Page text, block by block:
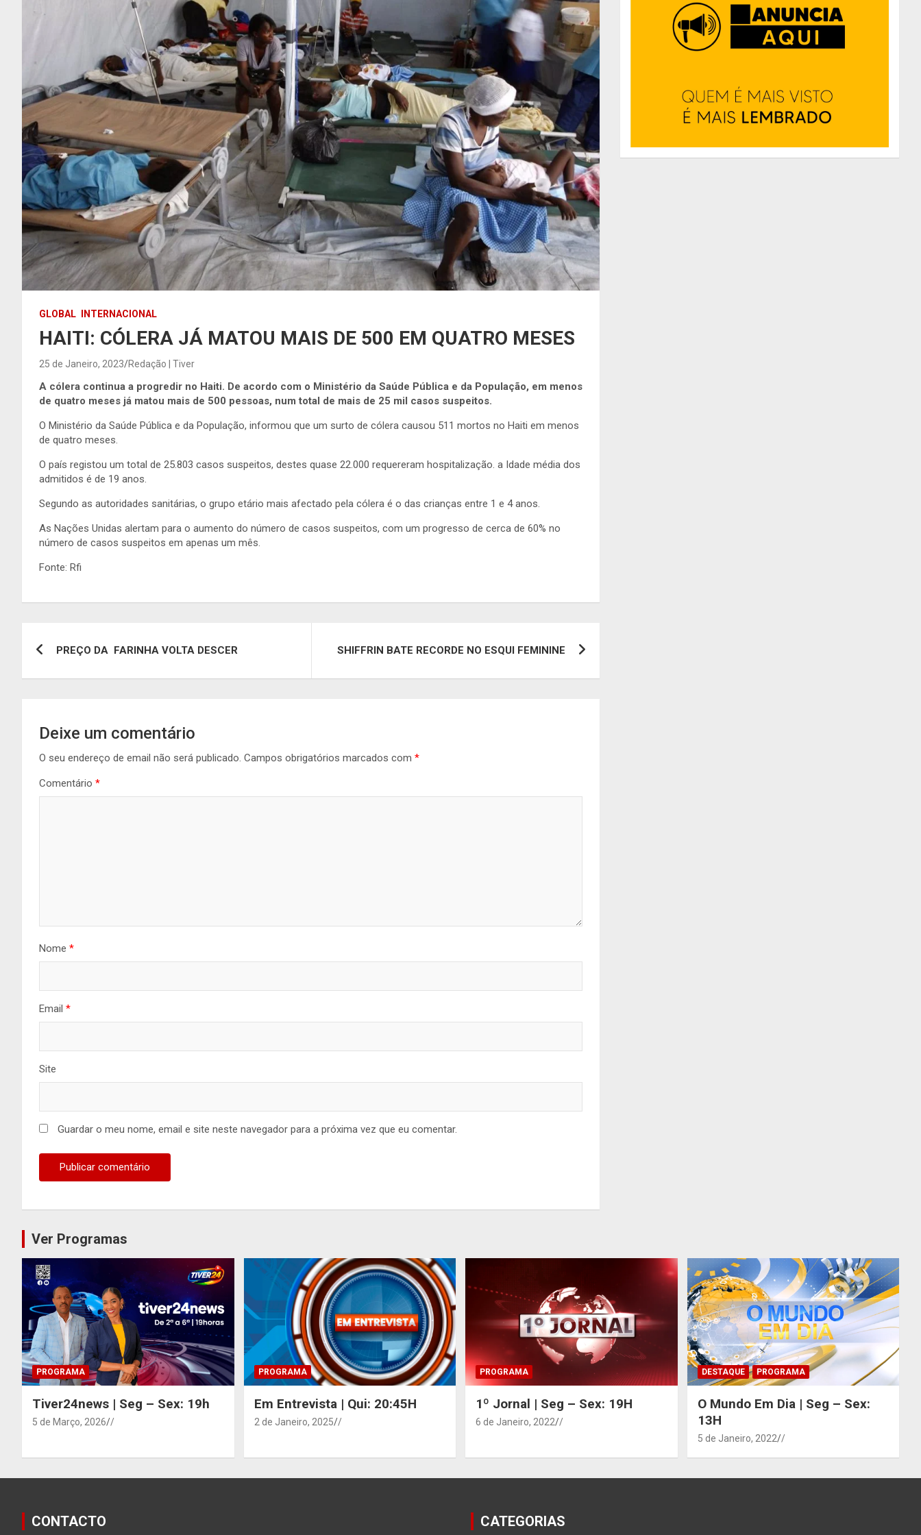
GLOBAL INTERNACIONAL
HAITI: CÓLERA JÁ MATOU MAIS DE 500 EM QUATRO MESES
25 de Janeiro, 2023 Redação | Tiver
A cólera continua a progredir no Haiti. De acordo com o Ministério da Saúde Pública e da População, em menos
de quatro meses já matou mais de 500 pessoas, num total de mais de 25 mil casos suspeitos.
O Ministério da Saúde Pública e da População, informou que um surto de cólera causou 511 mortos no Haiti em menos
de quatro meses.
O país registou um total de 25.803 casos suspeitos, destes quase 22.000 requereram hospitalização. a Idade média dos
admitidos é de 19 anos.
Segundo as autoridades sanitárias, o grupo etário mais afectado pela cólera é o das crianças entre 1 e 4 anos.
As Nações Unidas alertam para o aumento do número de casos suspeitos, com um progresso de cerca de 60% no
número de casos suspeitos em apenas um mês.
Fonte: Rfi
PREÇO DA FARINHA VOLTA DESCER SHIFFRIN BATE RECORDE NO ESQUI FEMININE
Deixe um comentário
O seu endereço de email não será publicado. Campos obrigatórios marcados com *
Comentário *
Nome *
Email *
Site
Guardar o meu nome, email e site neste navegador para a próxima vez que eu comentar.
Ver Programas
PROGRAMA
Tiver24news | Seg – Sex: 19h
5 de Março, 2026 /
PROGRAMA
Em Entrevista | Qui: 20:45H
2 de Janeiro, 2025 /
PROGRAMA
1º Jornal | Seg – Sex: 19H
6 de Janeiro, 2022 /
DESTAQUE PROGRAMA
O Mundo Em Dia | Seg – Sex:
13H
5 de Janeiro, 2022 /
CONTACTO CATEGORIAS